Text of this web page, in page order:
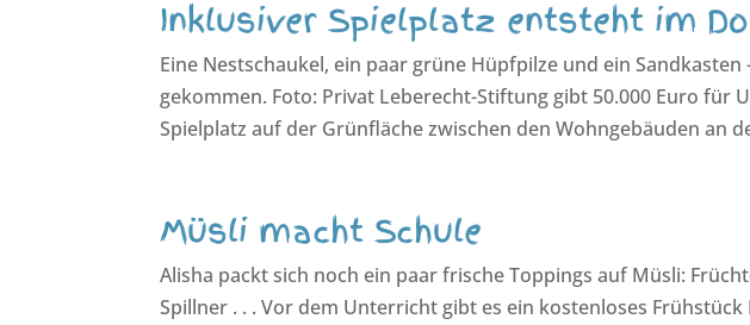
Inklusiver Spielplatz entsteht im
Eine Nestschaukel, ein paar grüne Hüpfpilze und ein Sandkasten
gekommen. Foto: Privat Leberecht-Stiftung gibt 50.000 Euro für
Spielplatz auf der Grünfläche zwischen den Wohngebäuden an
Müsli macht Schule
Alisha packt sich noch ein paar frische Toppings auf Müsli:
Spillner . . . Vor dem Unterricht gibt es ein kostenloses